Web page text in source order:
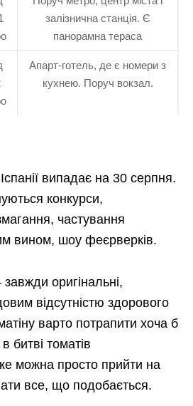
залізнична станція. Є
панорамна тераса
Апарт-готель, де є номери з
кухнею. Поруч вокзал.
випадає на 30 серпня.
конкурси,
частування
вином, шоу феєрверків.
завжди оригінальні,
відсутністю здорового
варто потрапити хоча б
битві томатів
можна просто прийти на
все, що подобається.